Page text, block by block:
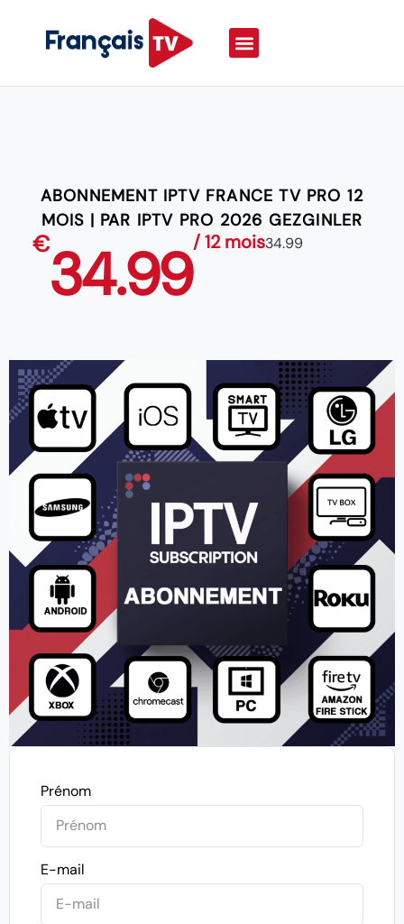
ABONNEMENT IPTV FRANCE TV PRO 12
MOIS | PAR IPTV PRO 2026 GEZGINLER
€34.99/ 12 mois34.99
Prénom
E-mail